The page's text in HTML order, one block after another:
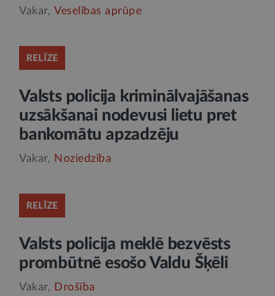
Vakar, Veselības aprūpe
RELĪZE
Valsts policija kriminālvajāšanas
uzsākšanai nodevusi lietu pret
bankomātu apzadzēju
Vakar, Noziedzība
RELĪZE
Valsts policija meklē bezvēsts
prombūtnē esošo Valdu Šķēli
Vakar, Drošība